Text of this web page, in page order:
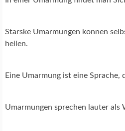
Starske Umarmungen konnen
heilen.
Eine Umarmung ist eine Sprache,
Umarmungen sprechen lauter als